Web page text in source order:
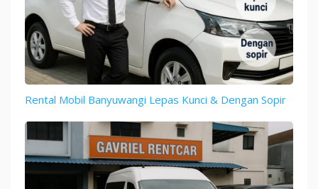
Rental Mobil Banyuwangi Lepas Kunci & Dengan Sopir